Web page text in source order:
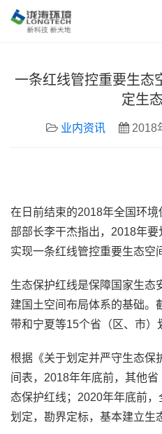
一条红线管控重要生态
定生
业内资讯 2018
在日前结束的2018年全国环
部部长李干杰指出，2018年要
实现一条红线管控重要生态空
生态保护红线是保障国家生态
建国土空间布局体系的基础。
带和宁夏等15个省（区、市）
根据《关于划定并严守生态保
间表，2018年年底前，其他
态保护红线；2020年年底前
划定，勘界定标，基本建立生